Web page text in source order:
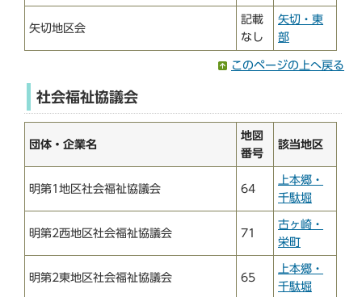
矢切地区会
記載
なし
矢切・東
部
このページの上へ戻る
社会福祉協議会
団体・企業名
地図
番号
該当地区
明第1地区社会福祉協議会 64
上本郷・
千駄堀
明第2西地区社会福祉協議会 71
古ヶ崎・
栄町
明第2東地区社会福祉協議会 65
上本郷・
千駄堀